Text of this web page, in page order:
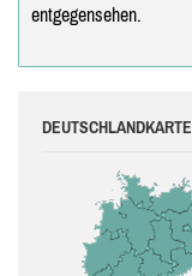
entgegensehen.
DEUTSCHLANDKARTE